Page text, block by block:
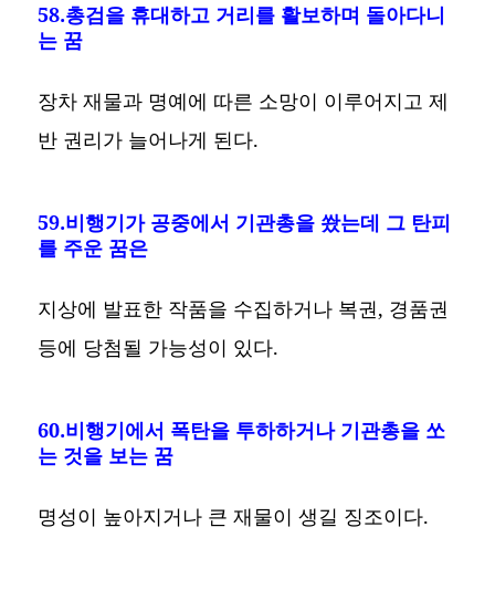
58.총검을 휴대하고 거리를 활보하며 돌아다니
는 꿈
장차 재물과 명예에 따른 소망이 이루어지고 제
반 권리가 늘어나게 된다.
59.비행기가 공중에서 기관총을 쐈는데 그 탄피
를 주운 꿈은
지상에 발표한 작품을 수집하거나 복권, 경품권
등에 당첨될 가능성이 있다.
60.비행기에서 폭탄을 투하하거나 기관총을 쏘
는 것을 보는 꿈
명성이 높아지거나 큰 재물이 생길 징조이다.